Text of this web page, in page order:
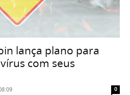
lança plano para
com seus
0